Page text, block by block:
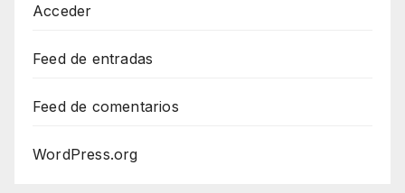
Acceder
Feed de entradas
Feed de comentarios
WordPress.org